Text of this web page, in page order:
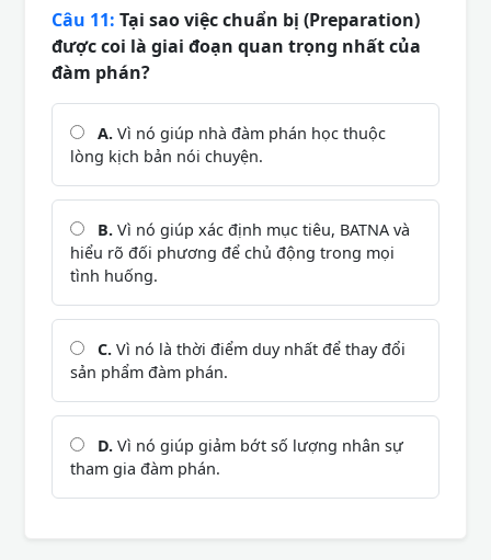
Câu 11: Tại sao việc chuẩn bị (Preparation)
được coi là giai đoạn quan trọng nhất của
đàm phán?
A. Vì nó giúp nhà đàm phán học thuộc
lòng kịch bản nói chuyện.
B. Vì nó giúp xác định mục tiêu, BATNA và
hiểu rõ đối phương để chủ động trong mọi
tình huống.
C. Vì nó là thời điểm duy nhất để thay đổi
sản phẩm đàm phán.
D. Vì nó giúp giảm bớt số lượng nhân sự
tham gia đàm phán.